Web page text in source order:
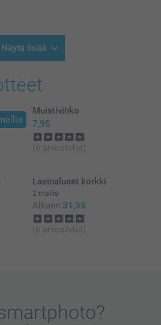
mikäli tarvitset sitä 😊
Näytä lisää
Muistivihko
7,95
(6 arvostelut)
Lasinaluset korkki
2 mallia
Alkaen 31,95
(6 arvostelut)
?